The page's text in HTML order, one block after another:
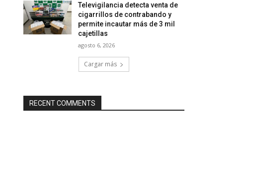
Televigilancia detecta venta de
cigarrillos de contrabando y
permite incautar más de 3 mil
cajetillas
agosto 6, 2026
Cargar más
RECENT COMMENTS